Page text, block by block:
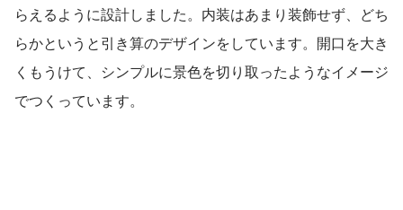
らえるように設計しました。内装はあまり装飾せず、どち
らかというと引き算のデザインをしています。開口を大き
くもうけて、シンプルに景色を切り取ったようなイメージ
でつくっています。